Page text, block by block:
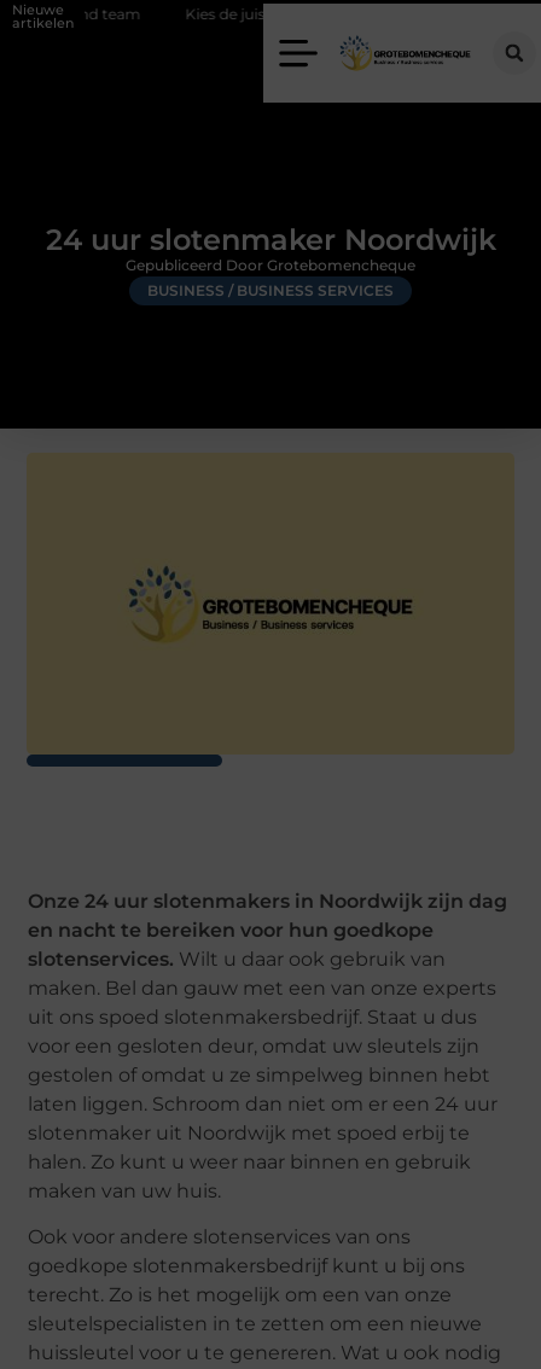
Nieuwe
artikelen
team Kies de juiste diamantboor voor uw project
24 uur slotenmaker Noordwijk
BUSINESS / BUSINESS SERVICES
Gepubliceerd Door Grotebomencheque
Onze 24 uur slotenmakers in Noordwijk zijn dag
en nacht te bereiken voor hun goedkope
slotenservices. Wilt u daar ook gebruik van
maken. Bel dan gauw met een van onze experts
uit ons spoed slotenmakersbedrijf. Staat u dus
voor een gesloten deur, omdat uw sleutels zijn
gestolen of omdat u ze simpelweg binnen hebt
laten liggen. Schroom dan niet om er een 24 uur
slotenmaker uit Noordwijk met spoed erbij te
halen. Zo kunt u weer naar binnen en gebruik
maken van uw huis.
Ook voor andere slotenservices van ons
goedkope slotenmakersbedrijf kunt u bij ons
terecht. Zo is het mogelijk om een van onze
sleutelspecialisten in te zetten om een nieuwe
huissleutel voor u te genereren. Wat u ook nodig